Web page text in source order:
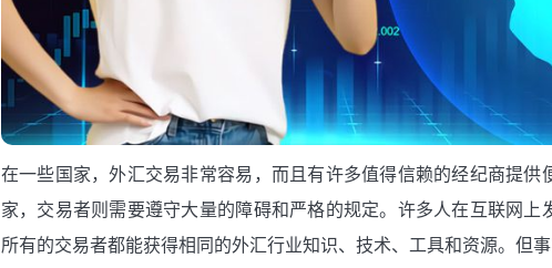
在一些国家，外汇交易非常容易，而且有许多值得信赖的经纪商提供
家，交易者则需要遵守大量的障碍和严格的规定。许多人在互联网上
所有的交易者都能获得相同的外汇行业知识、技术、工具和资源。但事